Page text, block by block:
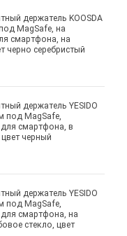
держатель KOOSDA
MagSafe, на
смартфона, на
черно серебристый
держатель YESIDO
под MagSafe,
смартфона, в
черный
держатель YESIDO
под MagSafe,
смартфона, на
стекло, цвет